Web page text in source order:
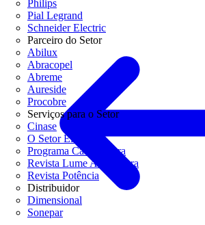
Philips
Pial Legrand
Schneider Electric
Parceiro do Setor
Abilux
Abracopel
Abreme
Aureside
Procobre
Serviços para o Setor
Cinase
O Setor Elétrico
Programa Casa Segura
Revista Lume Arquitetura
Revista Potência
Distribuidor
Dimensional
Sonepar